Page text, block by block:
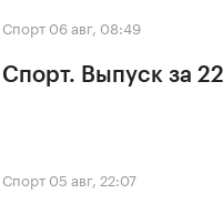
Спорт 06 авг, 08:49
Спорт. Выпуск за
Спорт 05 авг, 22:07